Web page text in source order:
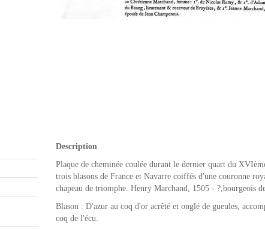
Description
Plaque de cheminée coulée durant le dernier quart du
trois blasons de France et Navarre coiffés d'une couronne
chapeau de triomphe. Henry Marchand, 1505 - ?,bourgeois
Blason : D'azur au coq d'or acrêté et onglé de gueules,
coq de l'écu.